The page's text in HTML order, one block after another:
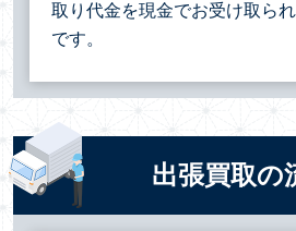
取り代金を現金でお受け取ら
です。
出張買取の